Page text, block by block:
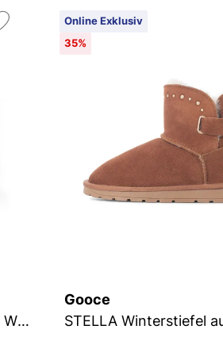
GABRIELA Winterstiefel aus Wildleder
Online Exklusiv
35%
Gooce